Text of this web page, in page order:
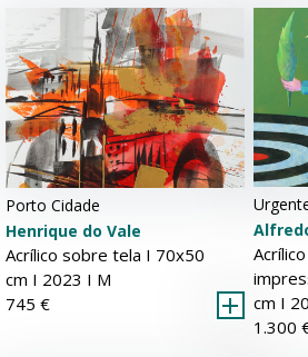
Porto Cidade
Henrique do Vale
Acrílico sobre tela Ι 70x50
cm Ι 2023 Ι M
745 €
cm Ι
1.300